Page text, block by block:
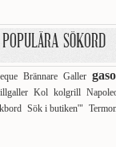
POPULÄRA SÖKORD
Brännare Galler
Kol kolgrill
Sök i butiken'"